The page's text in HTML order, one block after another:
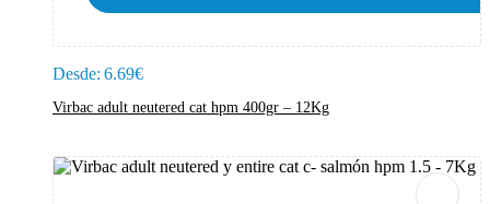
Desde: 6.69€
Virbac adult neutered cat hpm 400gr – 12Kg